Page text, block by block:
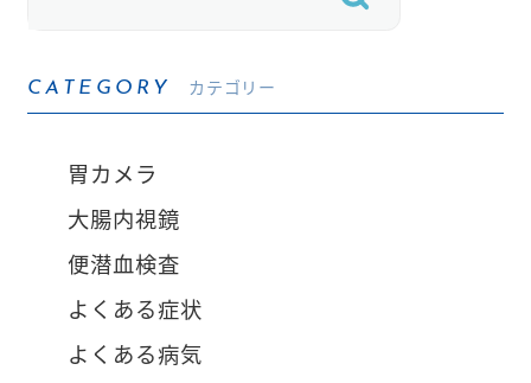
CATEGORY カテゴリー
胃カメラ
大腸内視鏡
便潜血検査
よくある症状
よくある病気